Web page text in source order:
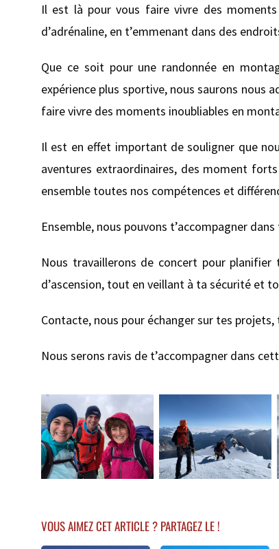
Il est là pour vous faire vivre des
d’adrénaline, en t’emmenant dans des
Que ce soit pour une randonnée en
expérience plus sportive, nous saurons nous
faire vivre des moments inoubliables en
Il est en effet important de souligner que
aventures extraordinaires, des moment
ensemble toutes nos compétences et
Ensemble, nous pouvons t’accompagner
Nous travaillerons de concert pour
d’ascension, tout en veillant à ta sécurité et
Contacte, nous pour échanger sur tes
Nous serons ravis de t’accompagner dans
VOUS AIMEZ CET ARTICLE ? PARTAGEZ LE !